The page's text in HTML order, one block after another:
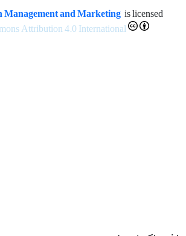
Management and Marketing is licensed
Attribution 4.0 International